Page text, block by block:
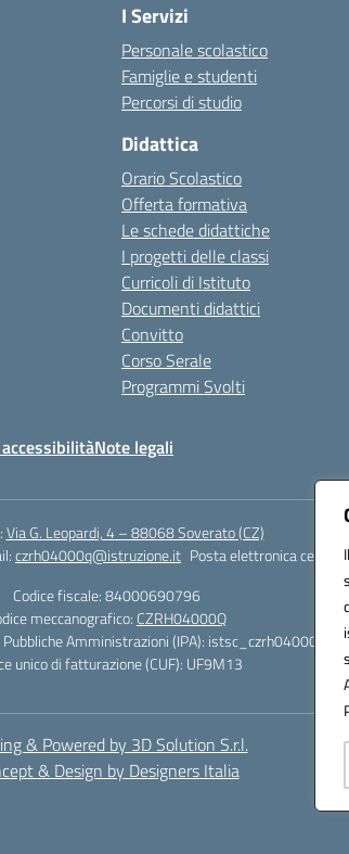
I Servizi
Personale scolastico
Famiglie e studenti
Percorsi di studio
Didattica
Orario Scolastico
Offerta formativa
Le schede didattiche
I progetti delle classi
Curricoli di Istituto
Documenti didattici
Convitto
Corso Serale
Programmi Svolti
Note legali
Via G. Leopardi, 4 – 88068 Soverato (CZ)
czrh04000q@istruzione.it Posta elettronica
Codice fiscale: 84000690796
meccanografico: CZRH04000Q
Pubbliche Amministrazioni (IPA): istsc_czrh04000q
unico di fatturazione (CUF): UF9M13
& Powered by 3D Solution S.r.l.
& Design by Designers Italia